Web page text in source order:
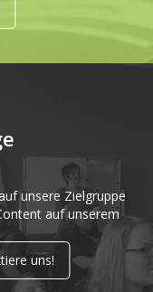
unsere Zielgruppe
auf unserem
uns!